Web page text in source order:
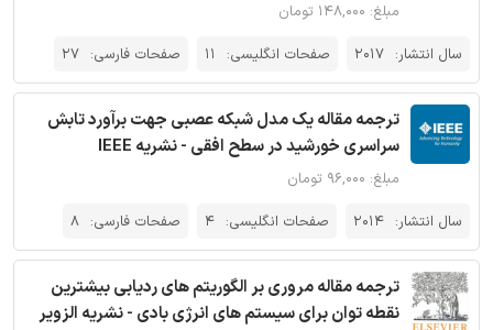
مبلغ: ۱۴۸,۰۰۰ تومان
سال انتشار: 2017 صفحات انگلیسی: 11 صفحات فارسی: 27
ترجمه مقاله یک مدل شبکه عصبی جهت برآورد تابش
سراسری خورشید در سطح افقی - نشریه IEEE
مبلغ: ۹۶,۰۰۰ تومان
سال انتشار: 2014 صفحات انگلیسی: 4 صفحات فارسی: 8
ترجمه مقاله مروری بر الگوریتم های ردیابی بیشترین
نقطه توان برای سیستم های انرژی بادی - نشریه الزویر